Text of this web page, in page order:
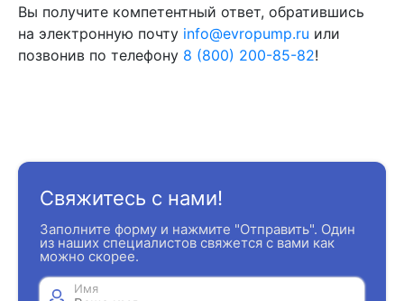
Вы получите компетентный ответ, обратившись
на электронную почту info@evropump.ru или
позвонив по телефону 8 (800) 200-85-82!
Свяжитесь с нами!
Заполните форму и нажмите "Отправить". Один
из наших специалистов свяжется с вами как
можно скорее.
Имя